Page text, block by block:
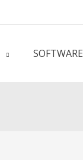
SOFTWARE